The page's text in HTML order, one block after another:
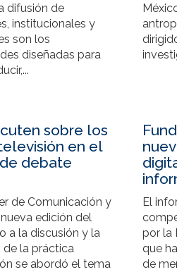
difusión de
institucionales y
son los
diseñadas para
sobre los
en el
debate
de Comunicación y
edición del
a la discusión y la
de la práctica
se abordó el tema
El
por la
que
de